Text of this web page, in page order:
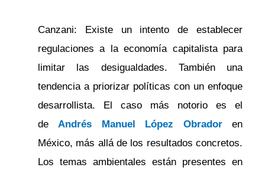
Canzani: Existe un intento de establecer
regulaciones a la economía capitalista para
limitar las desigualdades. También una
tendencia a priorizar políticas con un enfoque
desarrollista. El caso más notorio es el
de Andrés Manuel López Obradoren
México, más allá de los resultados concretos.
Los temas ambientales están presentes en